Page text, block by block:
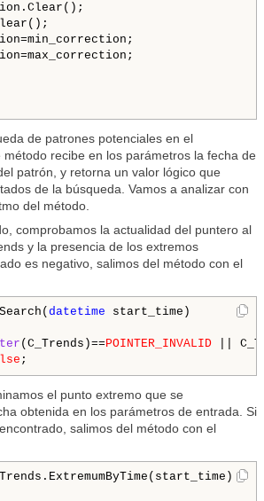
de patrones potenciales en el
recibe en los parámetros la fecha de
patrón, y retorna un valor lógico que
de la búsqueda. Vamos a analizar con
del método.
comprobamos la actualidad del puntero al
y la presencia de los extremos
es negativo, salimos del método con el
datetime start_time)
(C_Trends)==POINTER_INVALID ||
el punto extremo que se
obtenida en los parámetros de entrada. Si
salimos del método con el